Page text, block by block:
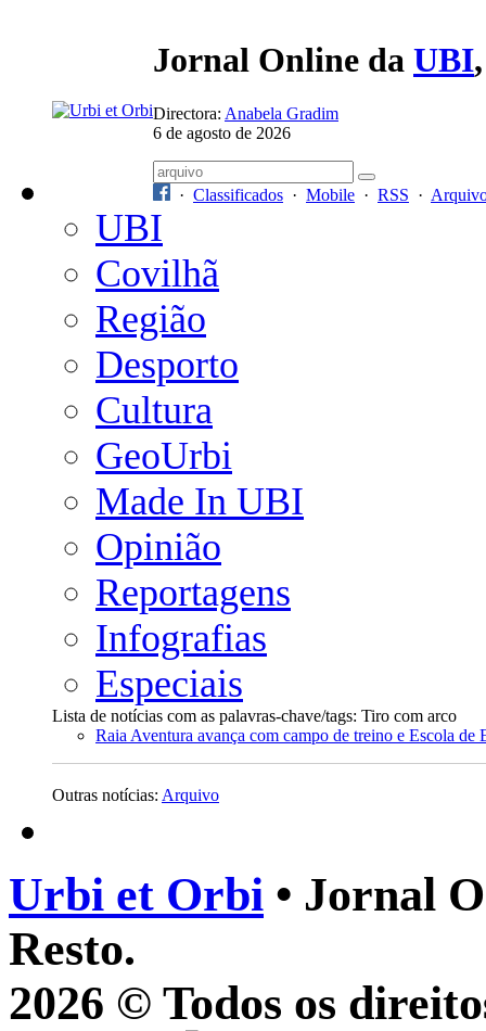
Jornal Online da UBI
Directora: Anabela Gradim
6 de agosto de 2026
· Classificados · Mobile · RSS ·
UBI
Covilhã
Região
Desporto
Cultura
GeoUrbi
Made In UBI
Opinião
Reportagens
Infografias
Especiais
Lista de notícias com as palavras-chave/tags: Tiro com arco
Raia Aventura avança com campo de treino e Escola de
Outras notícias: Arquivo
Urbi et Orbi • Jornal
Resto.
2026 © Todos os